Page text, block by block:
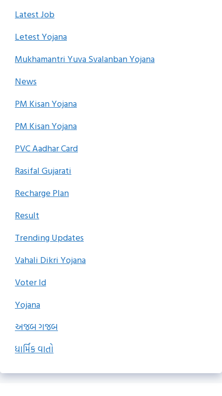
Latest Job
Letest Yojana
Mukhamantri Yuva Svalanban Yojana
News
PM Kisan Yojana
PM Kisan Yojana
PVC Aadhar Card
Rasifal Gujarati
Recharge Plan
Result
Trending Updates
Vahali Dikri Yojana
Voter Id
Yojana
અજબ ગજબ
ધાર્મિક વાતો